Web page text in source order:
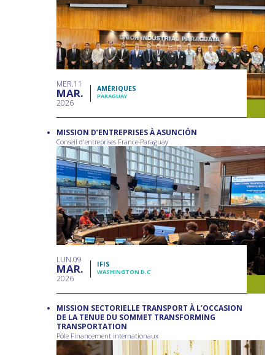
MER 11
MAR
2026
AMÉRIQUES
PARAGUAY
MISSION D’ENTREPRISES À ASUNCIÓN
Conseil d'entreprises France-Paraguay
LUN 09
MAR
2026
IFIS
WASHINGTON D.C
MISSION SECTORIELLE TRANSPORT À L’OCCASION
DE LA TENUE DU SOMMET TRANSFORMING
TRANSPORTATION
Pôle Financement internationaux